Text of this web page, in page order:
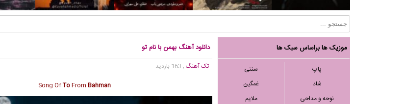
موزیک ها براساس سبک ها
پاپ
سنتی
شاد
غمگین
نوحه و مداحی
ملایم
دانلود آهنگ بهمن با نام تو
تک آهنگ, 163 بازدید
Song OfToFromBahman